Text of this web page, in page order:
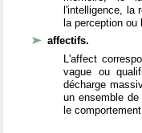
l'intelligence, la
la perception
affectifs.
L'affect
vague ou
décharge
un ensemble
le